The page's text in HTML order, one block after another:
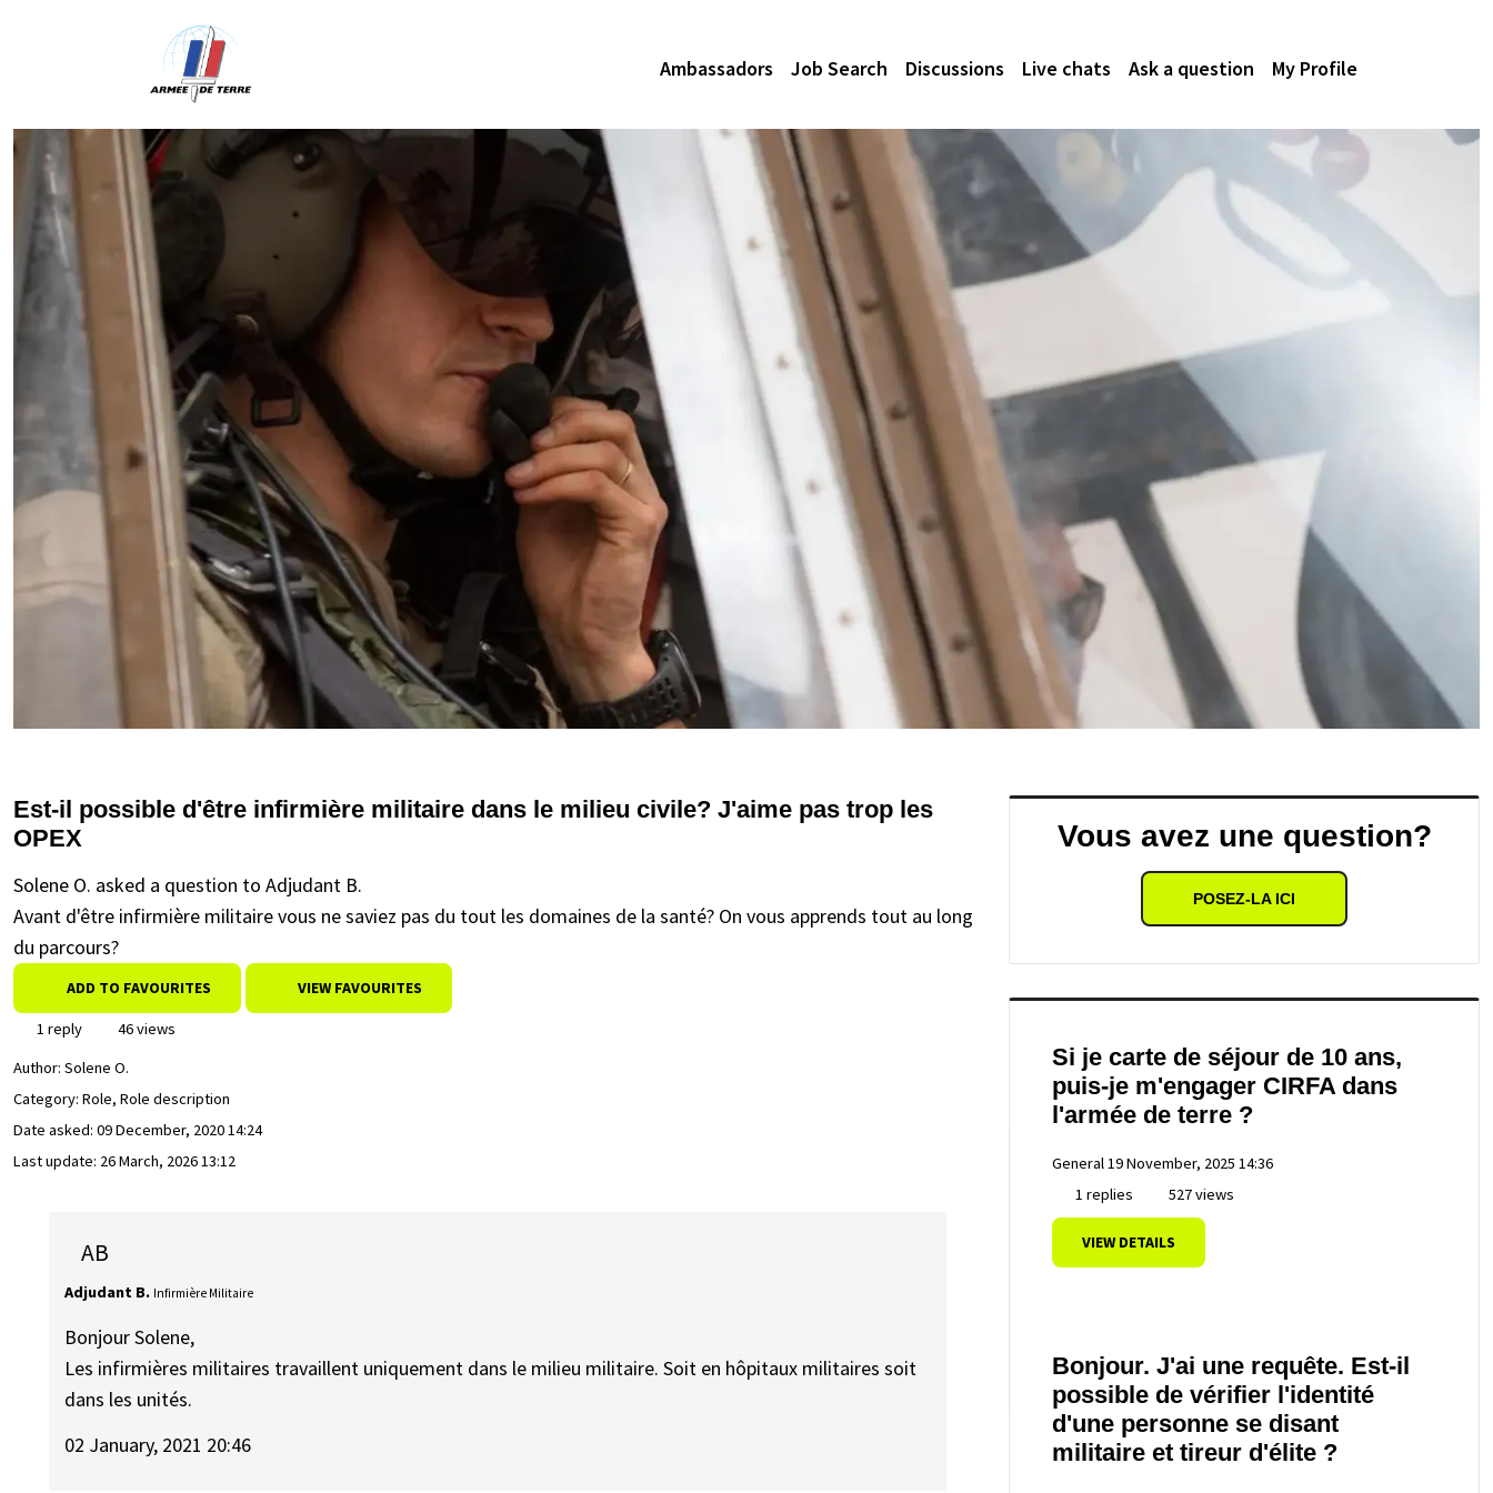
Ambassadors Job Search Discussions Live chats Ask a question My Profile
Est-il possible d'être infirmière militaire dans le milieu civile? J'aime pas trop les
OPEX
Solene O. asked a question to Adjudant B.
Avant d'être infirmière militaire vous ne saviez pas du tout les domaines de la santé? On vous apprends tout au long
du parcours?
ADD TO FAVOURITES VIEW FAVOURITES
1 reply
46 views
Author: Solene O.
Category: Role, Role description
Date asked: 09 December, 2020 14:24
Last update: 26 March, 2026 13:12
AB
Adjudant B. Infirmière Militaire
Bonjour Solene,
Les infirmières militaires travaillent uniquement dans le milieu militaire. Soit en hôpitaux militaires soit
dans les unités.
02 January, 2021 20:46
Vous avez une question?
POSEZ-LA ICI
Si je carte de séjour de 10 ans,
puis-je m'engager CIRFA dans
l'armée de terre ?
General19 November, 2025 14:36
1 replies
527 views
VIEW DETAILS
Bonjour. J'ai une requête. Est-il
possible de vérifier l'identité
d'une personne se disant
militaire et tireur d'élite ?